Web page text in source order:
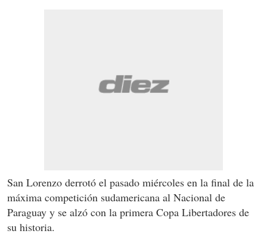
San Lorenzo derrotó el pasado miércoles en la final de la
máxima competición sudamericana al Nacional de
Paraguay y se alzó con la primera Copa Libertadores de
su historia.